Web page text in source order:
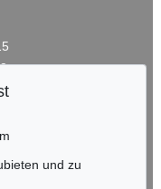
und zu